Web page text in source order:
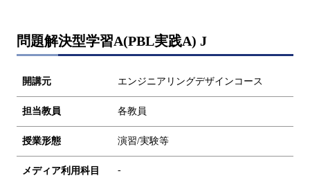
問題解決型学習A(PBL実践A) J
開講元 エンジニアリングデザインコース
担当教員 各教員
授業形態 演習/実験等
メディア利用科目 -